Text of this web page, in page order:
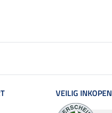
VEILIG INKOPEN